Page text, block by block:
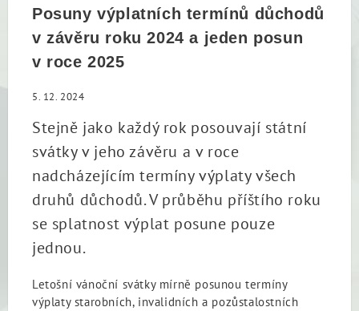
Posuny výplatních termínů důchodů
v závěru roku 2024 a jeden posun
v roce 2025
5. 12. 2024
Stejně jako každý rok posouvají státní
svátky v jeho závěru a v roce
nadcházejícím termíny výplaty všech
druhů důchodů. V průběhu příštího roku
se splatnost výplat posune pouze
jednou.
Letošní vánoční svátky mírně posunou termíny
výplaty starobních, invalidních a pozůstalostních